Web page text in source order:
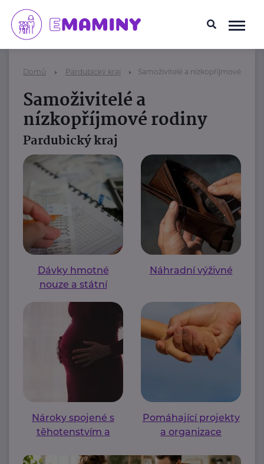
Domů Pardubický kraj Samoživitelé a nízkopříjmové
Samoživitelé a
nízkopříjmové rodiny
Pardubický kraj
Dávky hmotné
nouze a státní
Náhradní výživné
Nároky spojené s
těhotenstvím a
Pomáhající projekty
a organizace